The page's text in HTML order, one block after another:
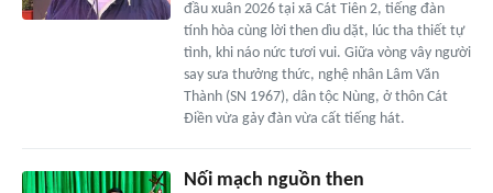
đầu xuân 2026 tại xã Cát Tiên 2, tiếng đàn
tính hòa cùng lời then dìu dặt, lúc tha thiết tự
tình, khi náo nức tươi vui. Giữa vòng vây người
say sưa thưởng thức, nghệ nhân Lâm Văn
Thành (SN 1967), dân tộc Nùng, ở thôn Cát
Điền vừa gảy đàn vừa cất tiếng hát.
Nối mạch nguồn then